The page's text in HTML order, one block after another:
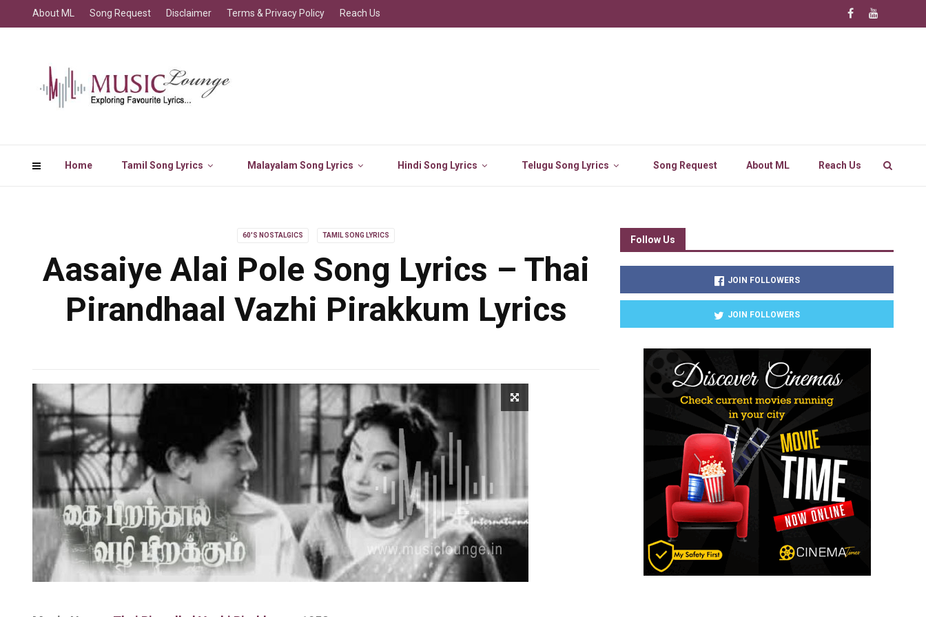
Home Tamil Song Lyrics Malayalam Song Lyrics Hindi Song Lyrics Telugu Song Lyrics Song Request About ML Reach Us
About ML Song Request Disclaimer Terms & Privacy Policy Reach Us
60'S NOSTALGICS TAMIL SONG LYRICS
Aasaiye Alai Pole Song Lyrics – Thai
Pirandhaal Vazhi Pirakkum Lyrics
Follow Us
JOIN FOLLOWERS
JOIN FOLLOWERS